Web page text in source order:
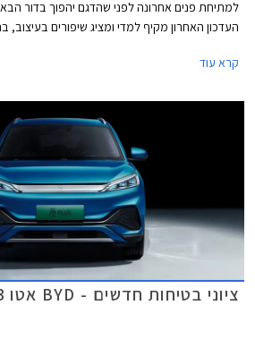
למתיחת פנים אחרונה לפני שהדגם יהפוך בדור
העדכון האחרון מקיף למדי ומציג שיפורים
מוותרת על תיבת ההילוכים הידנית עקב תקנות
קרא עוד
ציוני בטיחות חדשים - BYD אטו 3 מקבל 5 כוכבים